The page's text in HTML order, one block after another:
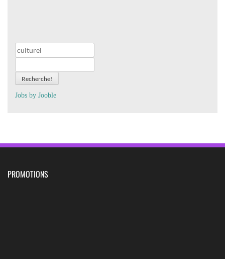
Recherche!
Jobs by Jooble
PROMOTIONS